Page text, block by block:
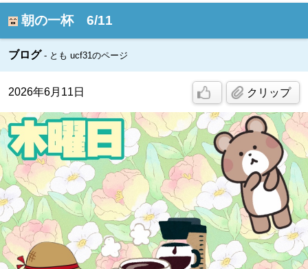
朝の一杯 6/11
ブログ とも ucf31のページ
2026年6月11日 クリップ